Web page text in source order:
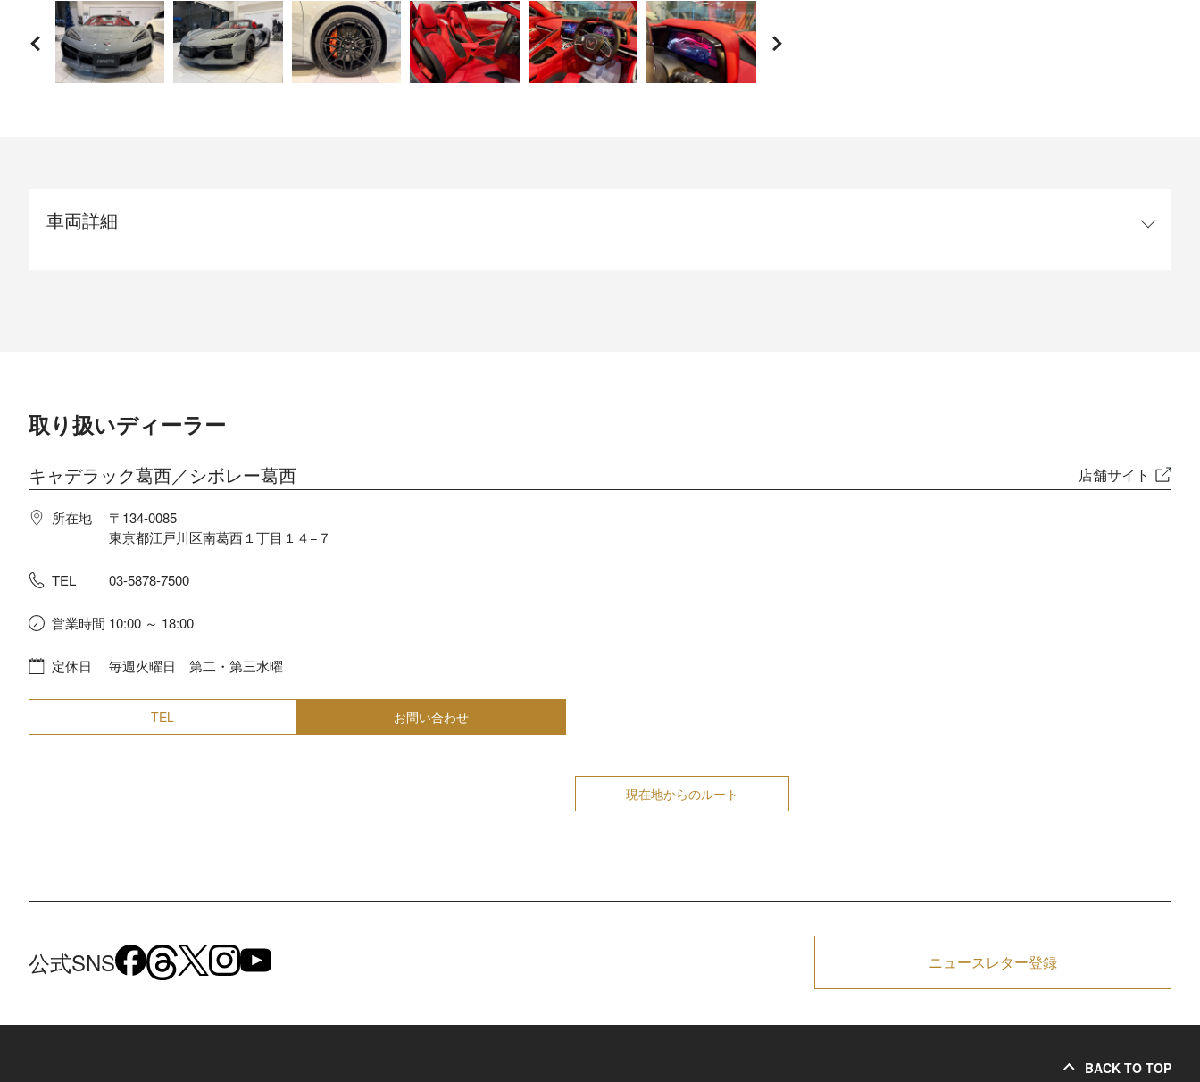
車両詳細
乗車定員
エンジン
取り扱いディーラー
キャデラック葛西／シボレー葛西 店舗サイト
所在地
〒134-0085
東京都江戸川区南葛西１丁目１４−７
TEL 03-5878-7500
営業時間 10:00 ～ 18:00
定休日 毎週火曜日 第二・第三水曜
TEL お問い合わせ
現在地からのルート
公式SNS ニュースレター登録
BACK TO TOP